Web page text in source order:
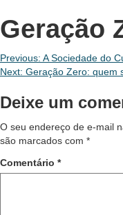
Geração
Navegação
Post
Previous: A Sociedade do
Next: Geração Zero: quem
Deixe um
O seu endereço de e-mail
são marcados com *
Comentário *